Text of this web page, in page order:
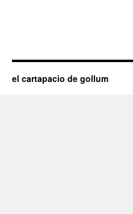
el cartapacio de gollum